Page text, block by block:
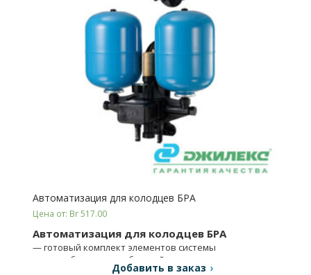
Автоматизация для колодцев БРА
Цена от: Br 517.00
Автоматизация для колодцев БРА
— готовый комплект элементов системы
водоснабжения для обустройства колодцев.
Добавить в заказ